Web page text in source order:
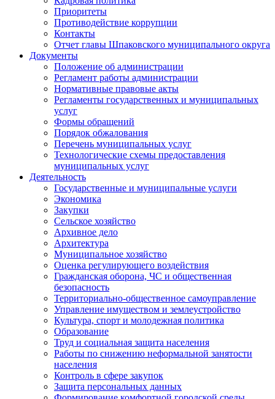
Приоритеты
Противодействие коррупции
Контакты
Отчет главы Шпаковского муниципального округа
Документы
Положение об администрации
Регламент работы администрации
Нормативные правовые акты
Регламенты государственных и муниципальных
услуг
Формы обращений
Порядок обжалования
Перечень муниципальных услуг
Технологические схемы предоставления
муниципальных услуг
Деятельность
Государственные и муниципальные услуги
Экономика
Закупки
Сельское хозяйство
Архивное дело
Архитектура
Муниципальное хозяйство
Оценка регулирующего воздействия
Гражданская оборона, ЧС и общественная
безопасность
Территориально-общественное самоуправление
Управление имуществом и землеустройство
Культура, спорт и молодежная политика
Образование
Труд и социальная защита населения
Работы по снижению неформальной занятости
населения
Контроль в сфере закупок
Защита персональных данных